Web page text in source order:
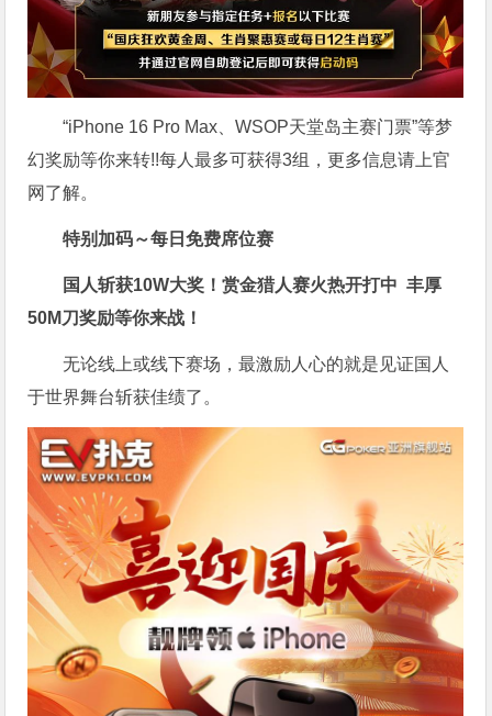
“iPhone 16 Pro Max、WSOP天堂岛主赛门票”等梦
幻奖励等你来转!!每人最多可获得3组，更多信息请上官
网了解。
特别加码～每日免费席位赛
国人斩获10W大奖！赏金猎人赛火热开打中 丰厚
50M刀奖励等你来战！
无论线上或线下赛场，最激励人心的就是见证国人
于世界舞台斩获佳绩了。